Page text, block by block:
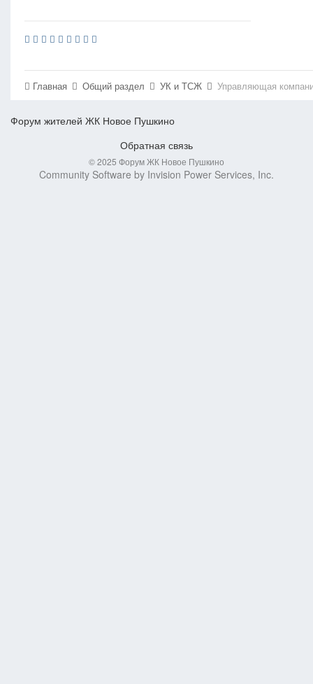
Главная Общий раздел УК и ТСЖ Управляющая
Форум жителей ЖК Новое Пушкино
Обратная связь
© 2025 Форум ЖК Новое Пушкино
Community Software by Invision Power Services, Inc.